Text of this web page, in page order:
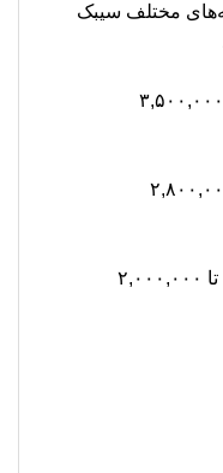
مختلف سیبک
نسخه اورجینال: ۲,۵۰۰,۰۰۰ تا ۳,۵۰۰,۰۰۰
وارداتی: ۱,۸۰۰,۰۰۰ تا ۲,۸۰۰,۰۰۰
نسخه استوک تمیز: ۱,۲۰۰,۰۰۰ تا ۲,۰۰۰,۰۰۰